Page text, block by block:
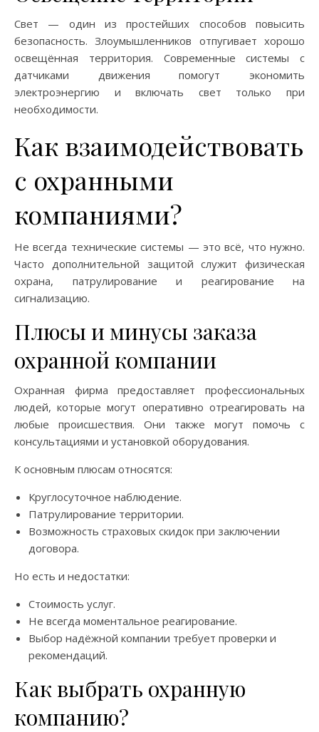
Свет — один из простейших способов повысить
безопасность. Злоумышленников отпугивает хорошо
освещённая территория. Современные системы с
датчиками движения помогут экономить
электроэнергию и включать свет только при
необходимости.
Как взаимодействовать
с охранными
компаниями?
Не всегда технические системы — это всё, что нужно.
Часто дополнительной защитой служит физическая
охрана, патрулирование и реагирование на
сигнализацию.
Плюсы и минусы заказа
охранной компании
Охранная фирма предоставляет профессиональных
людей, которые могут оперативно отреагировать на
любые происшествия. Они также могут помочь с
консультациями и установкой оборудования.
К основным плюсам относятся:
Круглосуточное наблюдение.
Патрулирование территории.
Возможность страховых скидок при заключении
договора.
Но есть и недостатки:
Стоимость услуг.
Не всегда моментальное реагирование.
Выбор надёжной компании требует проверки и
рекомендаций.
Как выбрать охранную
компанию?